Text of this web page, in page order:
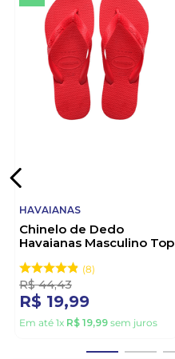
HAVAIANAS
Chinelo de Dedo
Havaianas Masculino Top
8
R$ 44,43
R$ 19,99
Em até 1x R$ 19,99 sem juros